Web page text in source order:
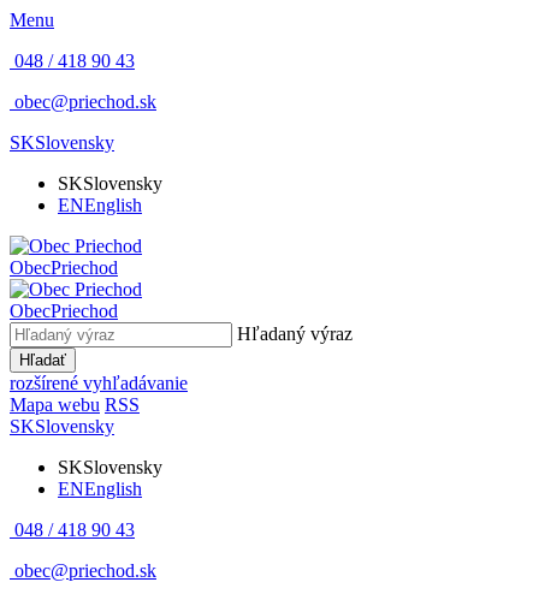
Menu
048 / 418 90 43
obec@priechod.sk
SKSlovensky
SKSlovensky
ENEnglish
ObecPriechod
ObecPriechod
Hľadaný výraz
Hľadať
rozšírené vyhľadávanie
Mapa webu RSS
SKSlovensky
SKSlovensky
ENEnglish
048 / 418 90 43
obec@priechod.sk